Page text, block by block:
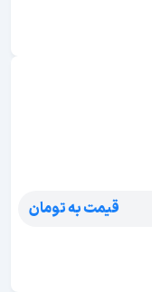
قیمت به تومان